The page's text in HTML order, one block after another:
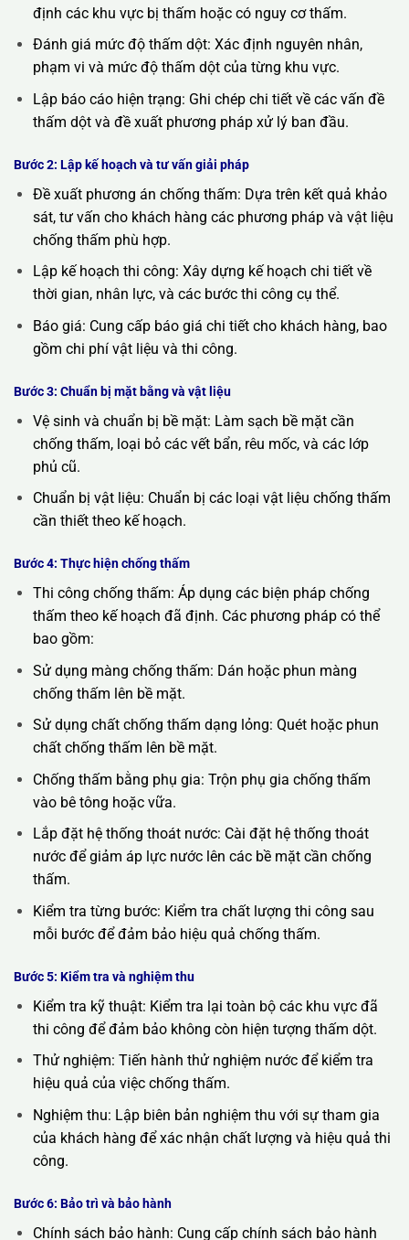
định các khu vực bị thấm hoặc có nguy cơ thấm.
Đánh giá mức độ thấm dột: Xác định nguyên nhân,
phạm vi và mức độ thấm dột của từng khu vực.
Lập báo cáo hiện trạng: Ghi chép chi tiết về các vấn đề
thấm dột và đề xuất phương pháp xử lý ban đầu.
Bước 2: Lập kế hoạch và tư vấn giải pháp
Đề xuất phương án chống thấm: Dựa trên kết quả khảo
sát, tư vấn cho khách hàng các phương pháp và vật liệu
chống thấm phù hợp.
Lập kế hoạch thi công: Xây dựng kế hoạch chi tiết về
thời gian, nhân lực, và các bước thi công cụ thể.
Báo giá: Cung cấp báo giá chi tiết cho khách hàng, bao
gồm chi phí vật liệu và thi công.
Bước 3: Chuẩn bị mặt bằng và vật liệu
Vệ sinh và chuẩn bị bề mặt: Làm sạch bề mặt cần
chống thấm, loại bỏ các vết bẩn, rêu mốc, và các lớp
phủ cũ.
Chuẩn bị vật liệu: Chuẩn bị các loại vật liệu chống thấm
cần thiết theo kế hoạch.
Bước 4: Thực hiện chống thấm
Thi công chống thấm: Áp dụng các biện pháp chống
thấm theo kế hoạch đã định. Các phương pháp có thể
bao gồm:
Sử dụng màng chống thấm: Dán hoặc phun màng
chống thấm lên bề mặt.
Sử dụng chất chống thấm dạng lỏng: Quét hoặc phun
chất chống thấm lên bề mặt.
Chống thấm bằng phụ gia: Trộn phụ gia chống thấm
vào bê tông hoặc vữa.
Lắp đặt hệ thống thoát nước: Cài đặt hệ thống thoát
nước để giảm áp lực nước lên các bề mặt cần chống
thấm.
Kiểm tra từng bước: Kiểm tra chất lượng thi công sau
mỗi bước để đảm bảo hiệu quả chống thấm.
Bước 5: Kiểm tra và nghiệm thu
Kiểm tra kỹ thuật: Kiểm tra lại toàn bộ các khu vực đã
thi công để đảm bảo không còn hiện tượng thấm dột.
Thử nghiệm: Tiến hành thử nghiệm nước để kiểm tra
hiệu quả của việc chống thấm.
Nghiệm thu: Lập biên bản nghiệm thu với sự tham gia
của khách hàng để xác nhận chất lượng và hiệu quả thi
công.
Bước 6: Bảo trì và bảo hành
Chính sách bảo hành: Cung cấp chính sách bảo hành